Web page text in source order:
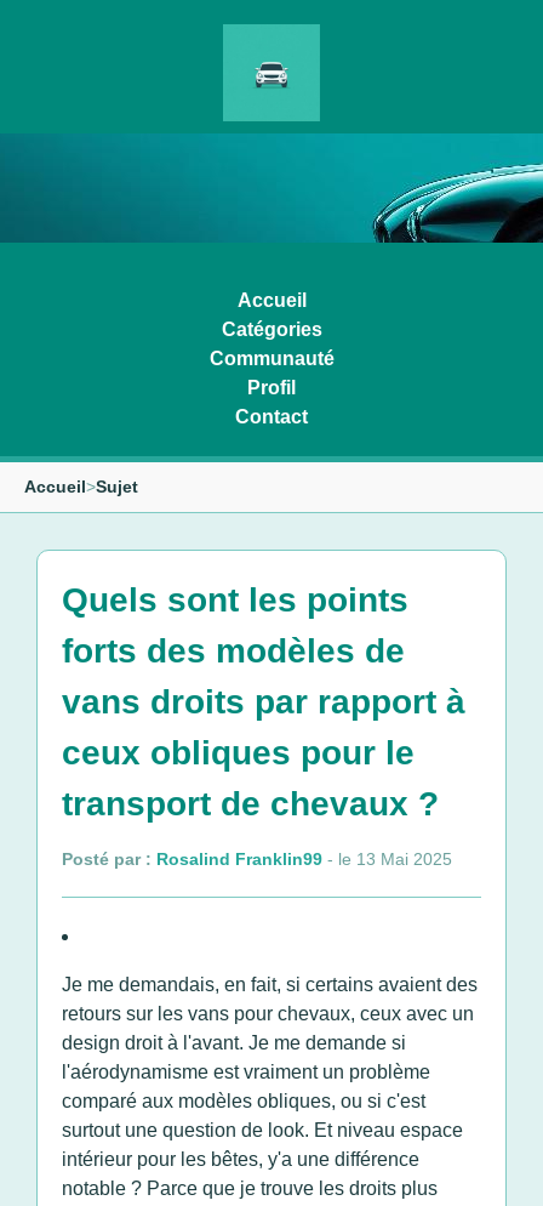
Accueil
Catégories
Communauté
Profil
Contact
Accueil>Sujet
Quels sont les points
forts des modèles de
vans droits par rapport à
ceux obliques pour le
transport de chevaux ?
Posté par : Rosalind Franklin99 - le 13 Mai 2025
Je me demandais, en fait, si certains avaient des
retours sur les vans pour chevaux, ceux avec un
design droit à l'avant. Je me demande si
l'aérodynamisme est vraiment un problème
comparé aux modèles obliques, ou si c'est
surtout une question de look. Et niveau espace
intérieur pour les bêtes, y'a une différence
notable ? Parce que je trouve les droits plus